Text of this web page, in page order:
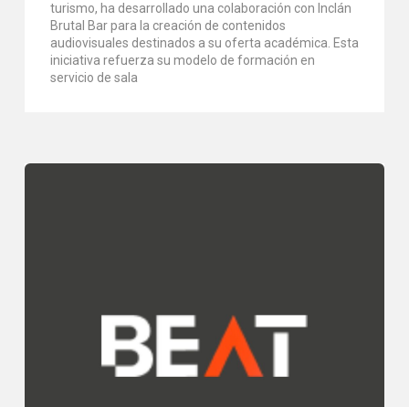
turismo, ha desarrollado una colaboración con Inclán
Brutal Bar para la creación de contenidos
audiovisuales destinados a su oferta académica. Esta
iniciativa refuerza su modelo de formación en
servicio de sala